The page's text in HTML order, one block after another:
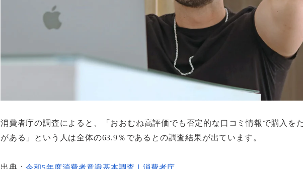
消費者庁の調査によると、「おおむね高評価でも否定的な口コミ情報で購入を
がある」という人は全体の63.9％であるとの調査結果が出ています。
出典：